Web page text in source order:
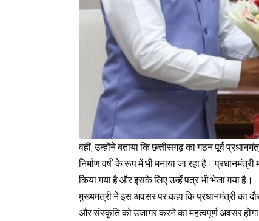
वहीं, उन्होंने बताया कि छत्तीसगढ़ का गठन पूर्व
निर्माण वर्ष’ के रूप में भी मनाया जा रहा है।
किया गया है और इसके लिए उन्हें पत्र भी भेजा गया है।
मुख्यमंत्री ने इस अवसर पर कहा कि प्रधानमंत्री का
और संस्कृति को उजागर करने का महत्वपूर्ण अवसर